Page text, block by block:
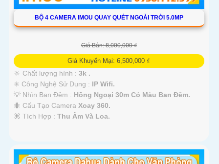
BỘ 4 CAMERA IMOU QUAY QUÉT NGOÀI TRỜI 5.0MP
Giá Bán: 8,000,000 ₫
Giá Khuyến Mại: 6,500,000 ₫
🔆 Chất lượng hình : 3k .
✳️ Công Nghệ Sử Dụng : IP Wifi.
💡 Nhìn Ban Đêm : Hồng Ngoại 30m Có Màu Ban Ðêm.
🐜 Cấu Tạo Camera Xoay 360.
️⌘ Tích Hợp : Thu Âm Và Loa.